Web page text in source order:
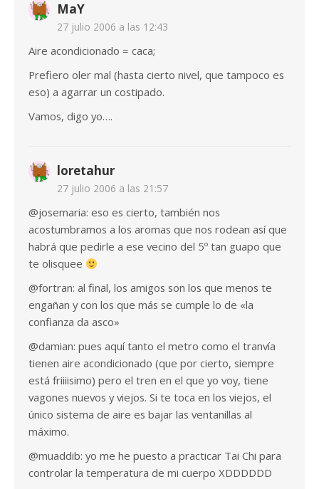
MaY
27 julio 2006 a las 12:43
Aire acondicionado = caca;
Prefiero oler mal (hasta cierto nivel, que tampoco es
eso) a agarrar un costipado.
Vamos, digo yo….
loretahur
27 julio 2006 a las 21:57
@josemaria: eso es cierto, también nos
acostumbramos a los aromas que nos rodean así que
habrá que pedirle a ese vecino del 5º tan guapo que
te olisquee
@fortran: al final, los amigos son los que menos te
engañan y con los que más se cumple lo de «la
confianza da asco»
@damian: pues aquí tanto el metro como el tranvía
tienen aire acondicionado (que por cierto, siempre
está friiiisimo) pero el tren en el que yo voy, tiene
vagones nuevos y viejos. Si te toca en los viejos, el
único sistema de aire es bajar las ventanillas al
máximo.
@muaddib: yo me he puesto a practicar Tai Chi para
controlar la temperatura de mi cuerpo XDDDDDD